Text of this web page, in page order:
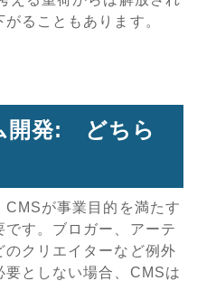
ることもあります。
開発: どちら
CMSが事業目的を満たす
す。ブロガー、アーテ
のクリエイターなど例外
としない場合、CMSは